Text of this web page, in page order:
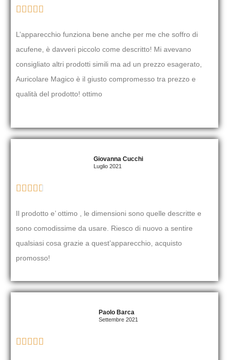
    
L’apparecchio funziona bene anche per me che soffro di
acufene, è davveri piccolo come descritto! Mi avevano
consigliato altri prodotti simili ma ad un prezzo esagerato,
Auricolare Magico è il giusto compromesso tra prezzo e
qualità del prodotto! ottimo
Giovanna Cucchi
Luglio 2021
    
Il prodotto e’ ottimo , le dimensioni sono quelle descritte e
sono comodissime da usare. Riesco di nuovo a sentire
qualsiasi cosa grazie a quest’apparecchio, acquisto
promosso!
Paolo Barca
Settembre 2021
    